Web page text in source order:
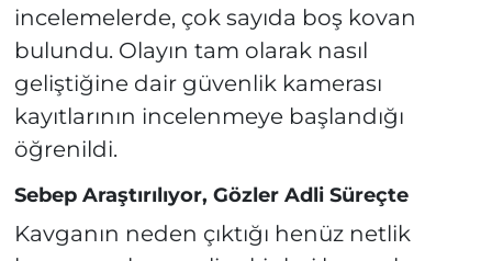
incelemelerde, çok sayıda boş kovan
bulundu. Olayın tam olarak nasıl
geliştiğine dair güvenlik kamerası
kayıtlarının incelenmeye başlandığı
öğrenildi.
Sebep Araştırılıyor, Gözler Adli Süreçte
Kavganın neden çıktığı henüz netlik